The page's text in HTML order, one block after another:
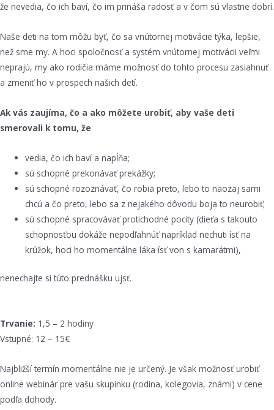
že nevedia, čo ich baví, čo im prináša radosť a v čom sú vlastne dobrí.
Naše deti na tom môžu byť, čo sa vnútornej motivácie týka, lepšie,
než sme my. A hoci spoločnosť a systém vnútornej motivácii veľmi
neprajú, my ako rodičia máme možnosť do tohto procesu zasiahnuť
a zmeniť ho v prospech našich detí.
Ak vás zaujíma, čo a ako môžete urobiť, aby vaše deti
smerovali k tomu, že
vedia, čo ich baví a napĺňa;
sú schopné prekonávať prekážky;
sú schopné rozoznávať, čo robia preto, lebo to naozaj sami
chcú a čo preto, lebo sa z nejakého dôvodu boja to neurobiť;
sú schopné spracovávať protichodné pocity (dieťa s takouto
schopnosťou dokáže nepodľahnúť napríklad nechuti ísť na
krúžok, hoci ho momentálne láka ísť von s kamarátmi),
nenechajte si túto prednášku ujsť.
Trvanie: 1,5 – 2 hodiny
Vstupné: 12 – 15€
Najbližší termín momentálne nie je určený. Je však možnosť urobiť
online webinár pre vašu skupinku (rodina, kolegovia, známi) v cene
podľa dohody.